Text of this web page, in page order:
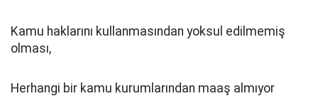
Kamu haklarını kullanmasından yoksul edilmemiş
olması,
Herhangi bir kamu kurumlarından maaş almıyor